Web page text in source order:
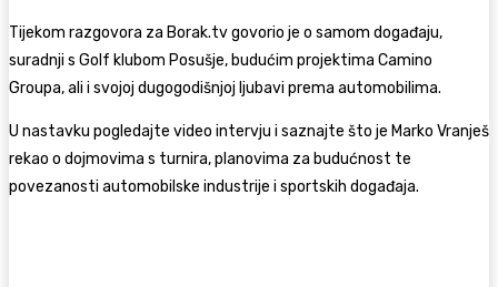
Tijekom razgovora za Borak.tv govorio je o samom događaju,
suradnji s Golf klubom Posušje, budućim projektima Camino
Groupa, ali i svojoj dugogodišnjoj ljubavi prema automobilima.
U nastavku pogledajte video intervju i saznajte što je Marko Vranješ
rekao o dojmovima s turnira, planovima za budućnost te
povezanosti automobilske industrije i sportskih događaja.